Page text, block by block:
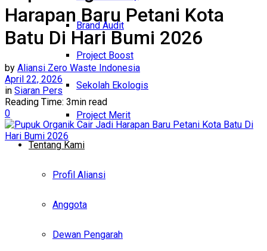
Brand Audit
Project Boost
Sekolah Ekologis
Project Merit
Tentang Kami
Profil Aliansi
Anggota
Dewan Pengarah
Harapan Baru Petani Kota
Batu Di Hari Bumi 2026
by Aliansi Zero Waste Indonesia
April 22, 2026
in Siaran Pers
Reading Time: 3min read
0